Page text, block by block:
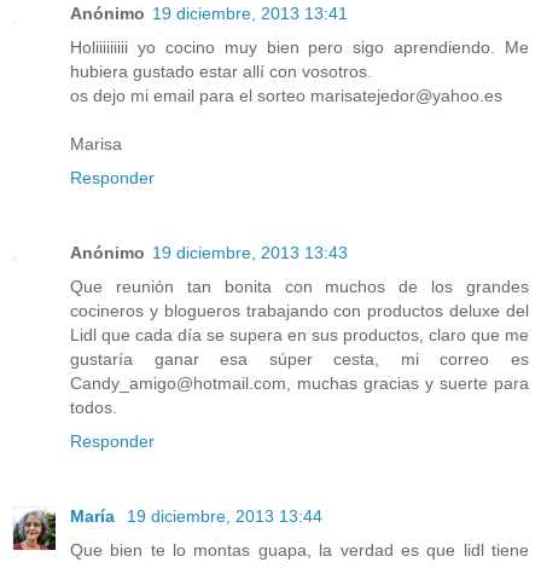
Anónimo 19 diciembre, 2013 13:41
Holiiiiiiiii yo cocino muy bien pero sigo aprendiendo. Me
hubiera gustado estar allí con vosotros.
os dejo mi email para el sorteo marisatejedor@yahoo.es
Marisa
Responder
Anónimo 19 diciembre, 2013 13:43
Que reunión tan bonita con muchos de los grandes
cocineros y blogueros trabajando con productos deluxe del
Lidl que cada día se supera en sus productos, claro que me
gustaría ganar esa súper cesta, mi correo es
Candy_amigo@hotmail.com, muchas gracias y suerte para
todos.
Responder
María
19 diciembre, 2013 13:44
Que bien te lo montas guapa, la verdad es que lidl tiene